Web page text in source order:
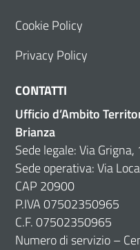
Cookie Policy
Privacy Policy
CONTATTI
Ufficio d’Ambito
Brianza
Sede legale: Via
Sede operativa: Via
CAP 20900
P.IVA 07502350965
C.F. 07502350965
Numero di servizio –